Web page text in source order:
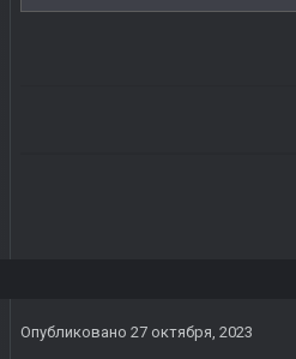
Опубликовано 27 октября, 2023